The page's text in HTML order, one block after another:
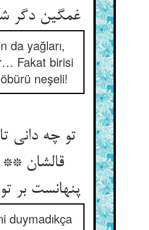
غمگین دگر
da yağları,
Fakat birisi
neşeli!
تو چه دانی
قالشان **
پنهانست بر
duymadıkça